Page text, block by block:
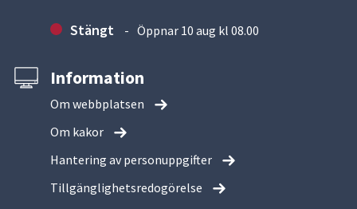
Stängt Öppnar 10 aug kl 08.00
Information
Om webbplatsen
Om kakor
Hantering av personuppgifter
Tillgänglighetsredogörelse